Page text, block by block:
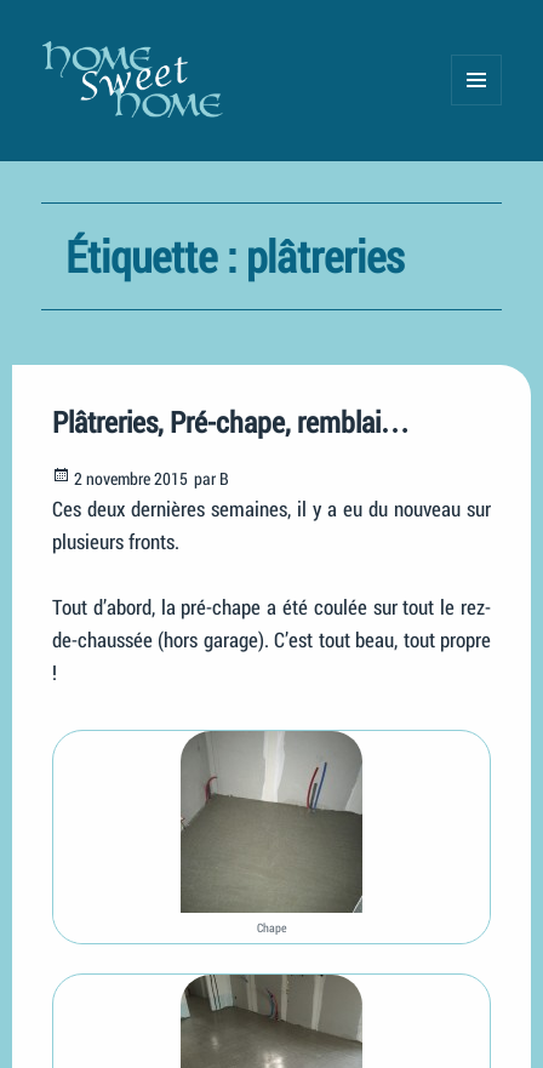
Étiquette : plâtreries
Plâtreries, Pré-chape, remblai…
Posted
on
2 novembre 2015 par B
Ces deux dernières semaines, il y a eu du nouveau sur
plusieurs fronts.
Tout d’abord, la pré-chape a été coulée sur tout le rez-
de-chaussée (hors garage). C’est tout beau, tout propre
!
Chape